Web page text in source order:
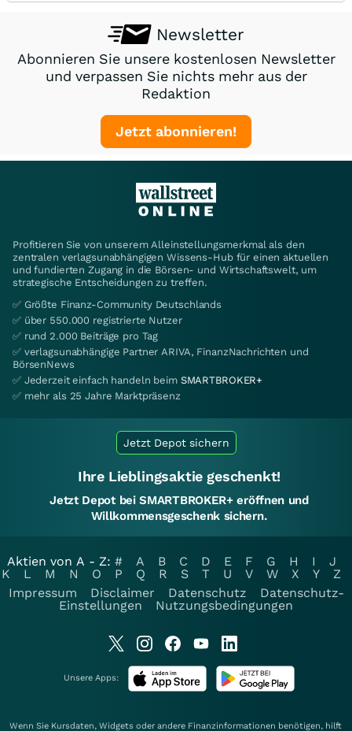
Newsletter
Abonnieren Sie unsere kostenlosen Newsletter
und verpassen Sie nichts mehr aus der
Redaktion
Jetzt abonnieren!
Profitieren Sie von unserem Alleinstellungsmerkmal als den
zentralen verlagsunabhängigen Wissens-Hub für einen aktuellen
und fundierten Zugang in die Börsen- und Wirtschaftswelt, um
strategische Entscheidungen zu treffen.
✅ Größte Finanz-Community Deutschlands
✅ über 550.000 registrierte Nutzer
✅ rund 2.000 Beiträge pro Tag
✅ verlagsunabhängige Partner ARIVA, FinanzNachrichten und
BörsenNews
✅ Jederzeit einfach handeln beim SMARTBROKER+
✅ mehr als 25 Jahre Marktpräsenz
Jetzt Depot sichern
Ihre Lieblingsaktie geschenkt!
Jetzt Depot bei SMARTBROKER+ eröffnen und
Willkommensgeschenk sichern.
Aktien von A - Z: # A B C D E F G H I
J
K
L M N O P Q R S T U V W X Y
Z
Impressum
Disclaimer Datenschutz
Datenschutz-
Einstellungen
Nutzungsbedingungen
Unsere Apps:
Wenn Sie Kursdaten, Widgets oder andere Finanzinformationen benötigen, hilft